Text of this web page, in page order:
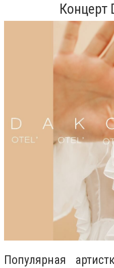
Концерт
Популярная